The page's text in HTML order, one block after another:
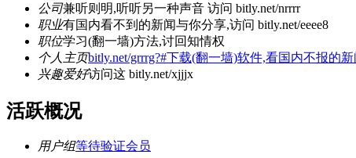
公司兼听则明,听听另一种声音 访问 bitly.net/nrrrr
职业有国内看不到的新闻与你分享,访问 bitly.net/eeee8
职位学习(翻一墙)方法,讨回知情权
个人主页bitly.net/grrrg?#下载(翻一墙)软件,看国内不报的新
兴趣爱好访问这 bitly.net/xjjjx
活跃概况
用户组等待验证会员